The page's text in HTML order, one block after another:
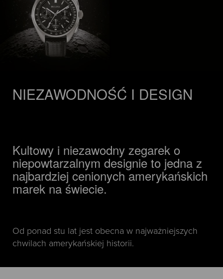
NIEZAWODNOŚĆ I DESIGN
Kultowy i niezawodny zegarek o
niepowtarzalnym designie to jedna z
najbardziej cenionych amerykańskich
marek na świecie.
Od ponad stu lat jest obecna w najważniejszych
chwilach amerykańskiej historii.